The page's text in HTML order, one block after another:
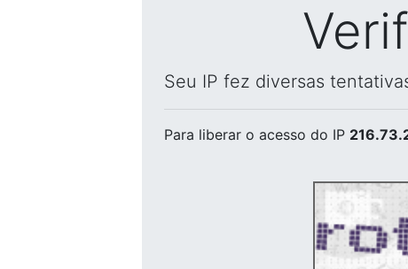
Seu IP fez diversas
Para liberar o acesso do IP